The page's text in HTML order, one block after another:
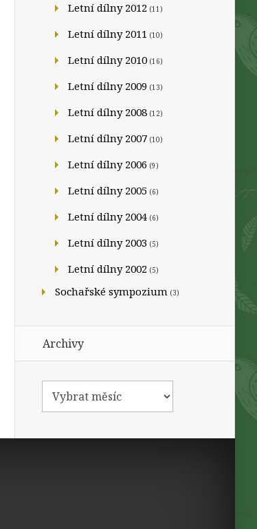
Letní dílny 2012 (11)
Letní dílny 2011 (10)
Letní dílny 2010 (16)
Letní dílny 2009 (13)
Letní dílny 2008 (12)
Letní dílny 2007 (10)
Letní dílny 2006 (9)
Letní dílny 2005 (6)
Letní dílny 2004 (6)
Letní dílny 2003 (5)
Letní dílny 2002 (5)
Sochařské sympozium (3)
Archivy